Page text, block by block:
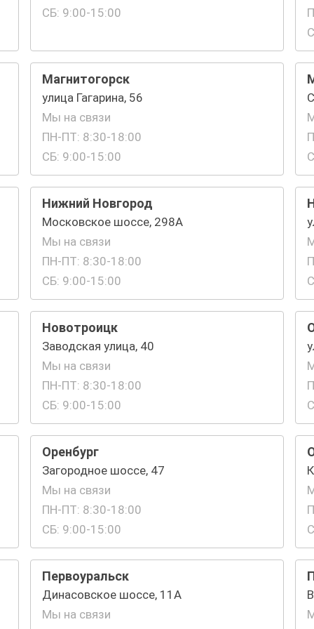
СБ: 9:00-15:00
Магнитогорск
улица Гагарина, 56
Мы на связи
ПН-ПТ: 8:30-18:00
СБ: 9:00-15:00
Нижний Новгород
Московское шоссе, 298А
Мы на связи
ПН-ПТ: 8:30-18:00
СБ: 9:00-15:00
Новотроицк
Заводская улица, 40
Мы на связи
ПН-ПТ: 8:30-18:00
СБ: 9:00-15:00
Оренбург
Загородное шоссе, 47
Мы на связи
ПН-ПТ: 8:30-18:00
СБ: 9:00-15:00
Первоуральск
Динасовское шоссе, 11А
Мы на связи